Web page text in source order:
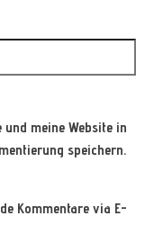
und meine Website in
speichern.
Kommentare via E-